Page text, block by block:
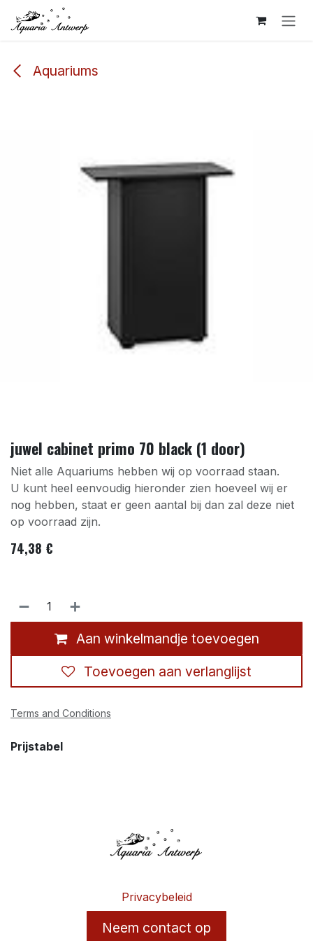
Overslaan naar inhoud
Aquariums
juwel cabinet primo 70 black (1 door)
Niet alle Aquariums hebben wij op voorraad staan.
U kunt heel eenvoudig hieronder zien hoeveel wij er
nog hebben, staat er geen aantal bij dan zal deze niet
op voorraad zijn.
74,38 €
Aan winkelmandje toevoegen
Toevoegen aan verlanglijst
Terms and Conditions
Prijstabel
Privacybeleid
Neem contact op